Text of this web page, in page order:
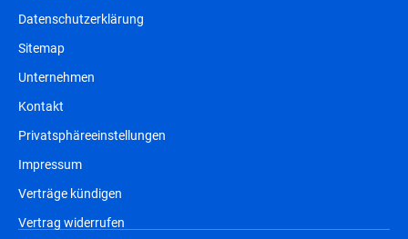
Datenschutzerklärung
Sitemap
Unternehmen
Kontakt
Privatsphäreeinstellungen
Impressum
Verträge kündigen
Vertrag widerrufen